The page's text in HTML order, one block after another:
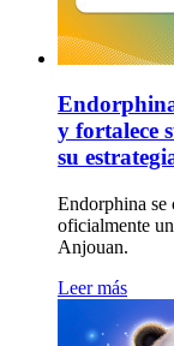
y fortalece
su
Endorphina se
oficialmente
Anjouan.
Leer más